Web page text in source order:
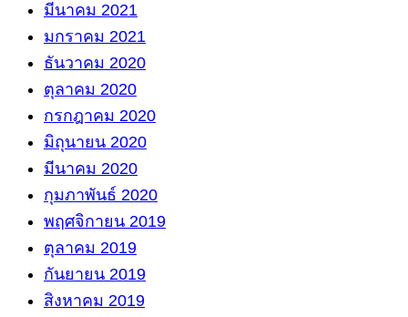
มีนาคม 2021
มกราคม 2021
ธันวาคม 2020
ตุลาคม 2020
กรกฎาคม 2020
มิถุนายน 2020
มีนาคม 2020
กุมภาพันธ์ 2020
พฤศจิกายน 2019
ตุลาคม 2019
กันยายน 2019
สิงหาคม 2019